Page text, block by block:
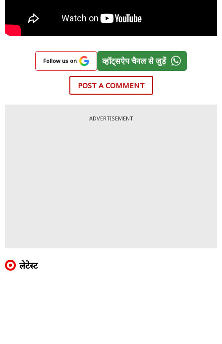
Follow us on व्हॉट्सऐप चैनल से जुड़ें
POST A COMMENT
ADVERTISEMENT
लेटेस्ट